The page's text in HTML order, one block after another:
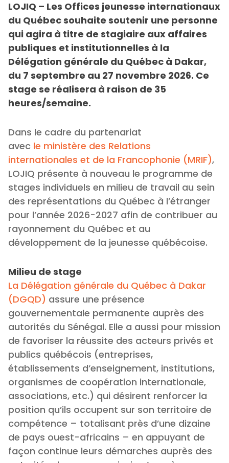
LOJIQ – Les Offices jeunesse internationaux
du Québec souhaite soutenir une personne
qui agira à titre de stagiaire aux affaires
publiques et institutionnelles à la
Délégation générale du Québec à Dakar,
du 7 septembre au 27 novembre 2026. Ce
stage se réalisera à raison de 35
heures/semaine.
Dans le cadre du partenariat
avec le ministère des Relations
internationales et de la Francophonie (MRIF),
LOJIQ présente à nouveau le programme de
stages individuels en milieu de travail au sein
des représentations du Québec à l’étranger
pour l’année 2026-2027 afin de contribuer au
rayonnement du Québec et au
développement de la jeunesse québécoise.
Milieu de stage
La Délégation générale du Québec à Dakar
(DGQD) assure une présence
gouvernementale permanente auprès des
autorités du Sénégal. Elle a aussi pour mission
de favoriser la réussite des acteurs privés et
publics québécois (entreprises,
établissements d’enseignement, institutions,
organismes de coopération internationale,
associations, etc.) qui désirent renforcer la
position qu’ils occupent sur son territoire de
compétence – totalisant près d’une dizaine
de pays ouest-africains – en appuyant de
façon continue leurs démarches auprès des